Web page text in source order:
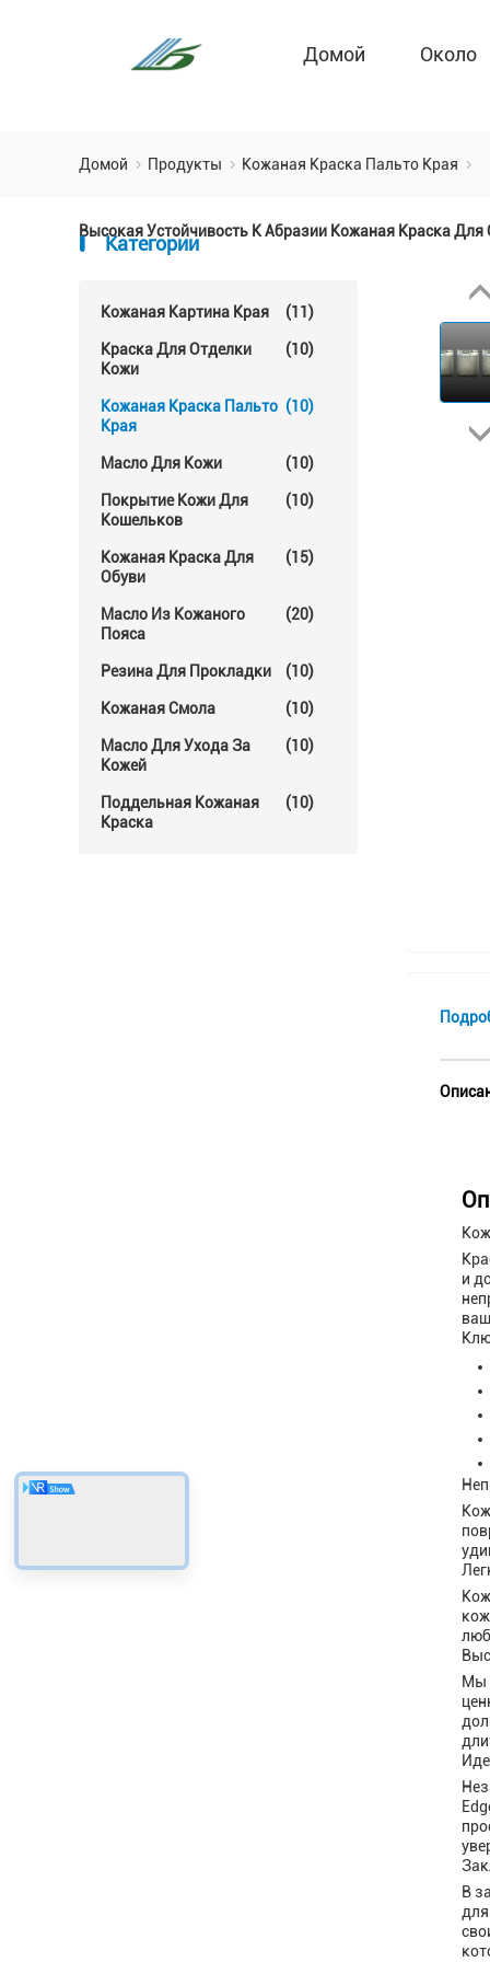
Домой Около
Домой Продукты Кожаная Краска Пальто Края
Высокая Устойчивость К Абразии Кожаная Краска
Категории
Кожаная Картина Края (11)
Краска Для Отделки
Кожи
(10)
Кожаная Краска Пальто
Края
(10)
Масло Для Кожи (10)
Покрытие Кожи Для
Кошельков
(10)
Кожаная Краска Для
Обуви
(15)
Масло Из Кожаного
Пояса
(20)
Резина Для Прокладки (10)
Кожаная Смола (10)
Масло Для Ухода За
Кожей
(10)
Поддельная Кожаная
Краска
(10)
и
Мы
В